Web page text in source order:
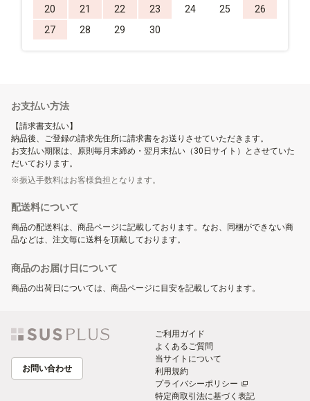
20
21 22 23 24 25
26
27
28 29 30
お支払い方法
【請求書支払い】
納品後、ご登録の請求先住所に請求書をお送りさせていただきます。
お支払い期限は、原則毎月末締め・翌月末払い（30日サイト）とさせていた
だいております。
振込手数料はお客様負担となります。
配送料について
商品の配送料は、商品ページに記載しております。なお、同梱ができない商
品などは、注文毎に送料を頂戴しております。
商品のお届け日について
商品の出荷日については、商品ページに目安を記載しております。
お問い合わせ
ご利用ガイド
よくあるご質問
当サイトについて
利用規約
プライバシーポリシー
特定商取引法に基づく表記